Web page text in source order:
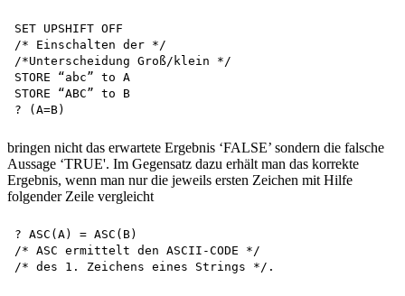
SET UPSHIFT OFF
/* Einschalten der */
/*Unterscheidung Groß/klein */
STORE “abc” to A
STORE “ABC” to B
bringen nicht das erwartete Ergebnis ‘FALSE’ sondern die falsche
Aussage ‘TRUE'. Im Gegensatz dazu erhält man das korrekte
Ergebnis, wenn man nur die jeweils ersten Zeichen mit Hilfe
folgender Zeile vergleicht
? ASC(A) = ASC(B)
/* ASC ermittelt den ASCII-CODE */